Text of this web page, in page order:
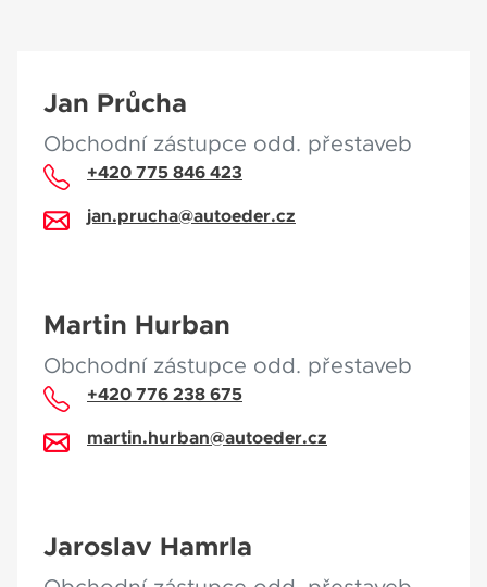
Jan Průcha
Obchodní zástupce odd. přestaveb
+420 775 846 423
jan.prucha@autoeder.cz
Martin Hurban
Obchodní zástupce odd. přestaveb
+420 776 238 675
martin.hurban@autoeder.cz
Jaroslav Hamrla